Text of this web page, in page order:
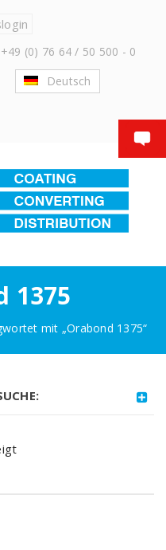
+49 (0) 76 64 / 50 500 - 0
Deutsch
1375
mit „Orabond 1375“